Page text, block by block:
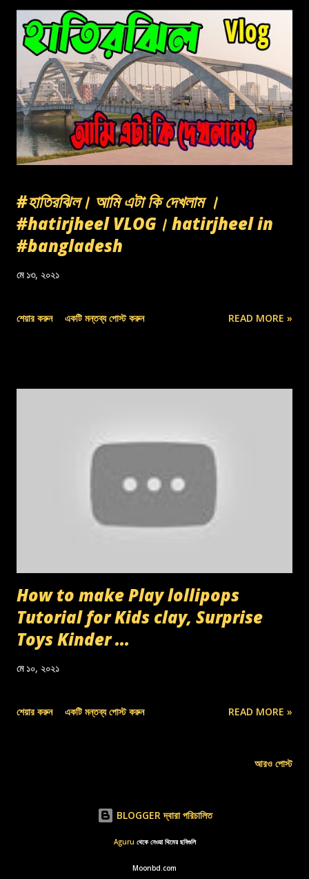
#হাতিরঝিল। আমি এটা কি দেখলাম ।
#hatirjheel VLOG। hatirjheel in
#bangladesh
মে ১৩, ২০২১
শেয়ার করুন একটি মন্তব্য পোস্ট করুন READ MORE »
How to make Play lollipops
Tutorial for Kids clay, Surprise
Toys Kinder ...
মে ১০, ২০২১
শেয়ার করুন একটি মন্তব্য পোস্ট করুন READ MORE »
আরও পোস্ট
BLOGGER দ্বারা পরিচালিত
Aguru থেকে নেওয়া থিমের ছবিগুলি
Moonbd.com